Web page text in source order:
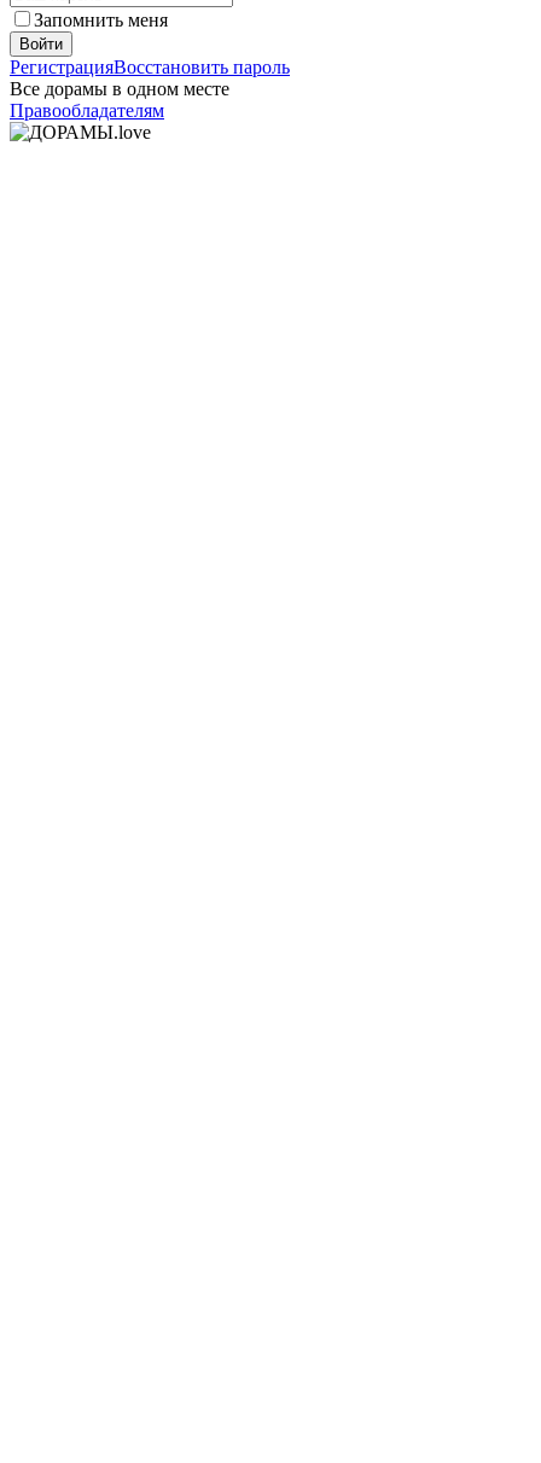
Запомнить меня
Войти
РегистрацияВосстановить пароль
Все дорамы в одном месте
Правообладателям